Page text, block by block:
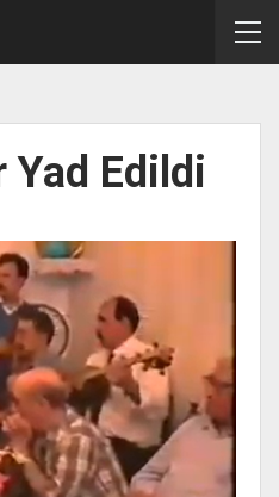
Yad Edildi